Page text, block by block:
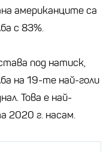
американците са
с 83%.
под натиск,
на 19-те най-голи
Това е най-
2020 г. насам.